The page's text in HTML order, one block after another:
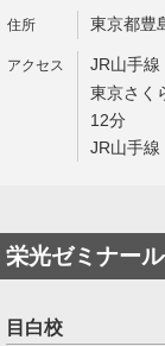
東京都豊
JR山手線
東京さく
12分
JR山手線
栄光ゼミナー
目白校